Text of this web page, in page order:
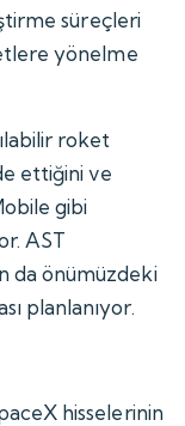
süreçleri
yönelme
roket
ettiğini ve
gibi
AST
da önümüzdeki
planlanıyor.
hisselerinin